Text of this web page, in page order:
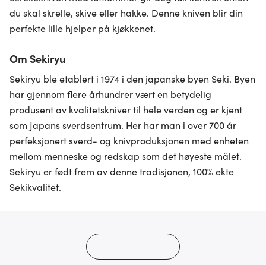
du skal skrelle, skive eller hakke. Denne kniven blir din
perfekte lille hjelper på kjøkkenet.
Om Sekiryu
Sekiryu ble etablert i 1974 i den japanske byen Seki. Byen
har gjennom flere århundrer vært en betydelig
produsent av kvalitetskniver til hele verden og er kjent
som Japans sverdsentrum. Her har man i over 700 år
perfeksjonert sverd- og knivproduksjonen med enheten
mellom menneske og redskap som det høyeste målet.
Sekiryu er født frem av denne tradisjonen, 100% ekte
Sekikvalitet.